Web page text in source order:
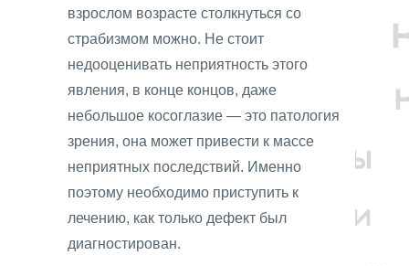
взрослом возрасте столкнуться со
страбизмом можно. Не стоит
недооценивать неприятность этого
явления, в конце концов, даже
небольшое косоглазие — это патология
зрения, она может привести к массе
неприятных последствий. Именно
поэтому необходимо приступить к
лечению, как только дефект был
диагностирован.